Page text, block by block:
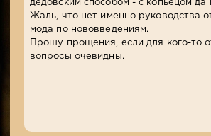
дедовским способом - с копьецом да
Жаль, что нет именно руководства
мода по нововведениям.
Прошу прощения, если для кого-то
вопросы очевидны.